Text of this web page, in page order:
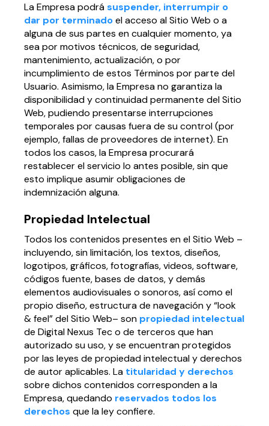
La Empresa podrásuspender, interrumpir o
dar por terminadoel acceso al Sitio Web o a
alguna de sus partes en cualquier momento, ya
sea por motivos técnicos, de seguridad,
mantenimiento, actualización, o por
incumplimiento de estos Términos por parte del
Usuario. Asimismo, la Empresa no garantiza la
disponibilidad y continuidad permanente del Sitio
Web, pudiendo presentarse interrupciones
temporales por causas fuera de su control (por
ejemplo, fallas de proveedores de internet). En
todos los casos, la Empresa procurará
restablecer el servicio lo antes posible, sin que
esto implique asumir obligaciones de
indemnización alguna.
Propiedad Intelectual
Todos los contenidos presentes en el Sitio Web –
incluyendo, sin limitación, los textos, diseños,
logotipos, gráficos, fotografías, videos, software,
códigos fuente, bases de datos, y demás
elementos audiovisuales o sonoros, así como el
propio diseño, estructura de navegación y “look
& feel” del Sitio Web– son propiedad intelectual
de Digital Nexus Tec o de terceros que han
autorizado su uso, y se encuentran protegidos
por las leyes de propiedad intelectual y derechos
de autor aplicables. La titularidad y derechos
sobre dichos contenidos corresponden a la
Empresa, quedando reservados todos los
derechos que la ley confiere.